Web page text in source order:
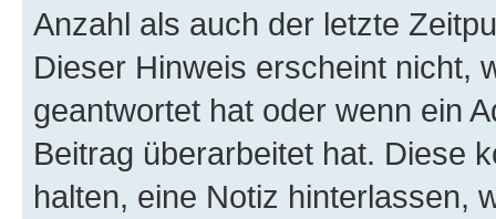
Anzahl als auch der letzte
Dieser Hinweis erscheint nicht,
geantwortet hat oder wenn ein
Beitrag überarbeitet hat. Diese
halten, eine Notiz hinterlassen,